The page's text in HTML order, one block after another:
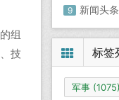
组
技
9 新闻头条下载【山东
标签
军事 (1075)